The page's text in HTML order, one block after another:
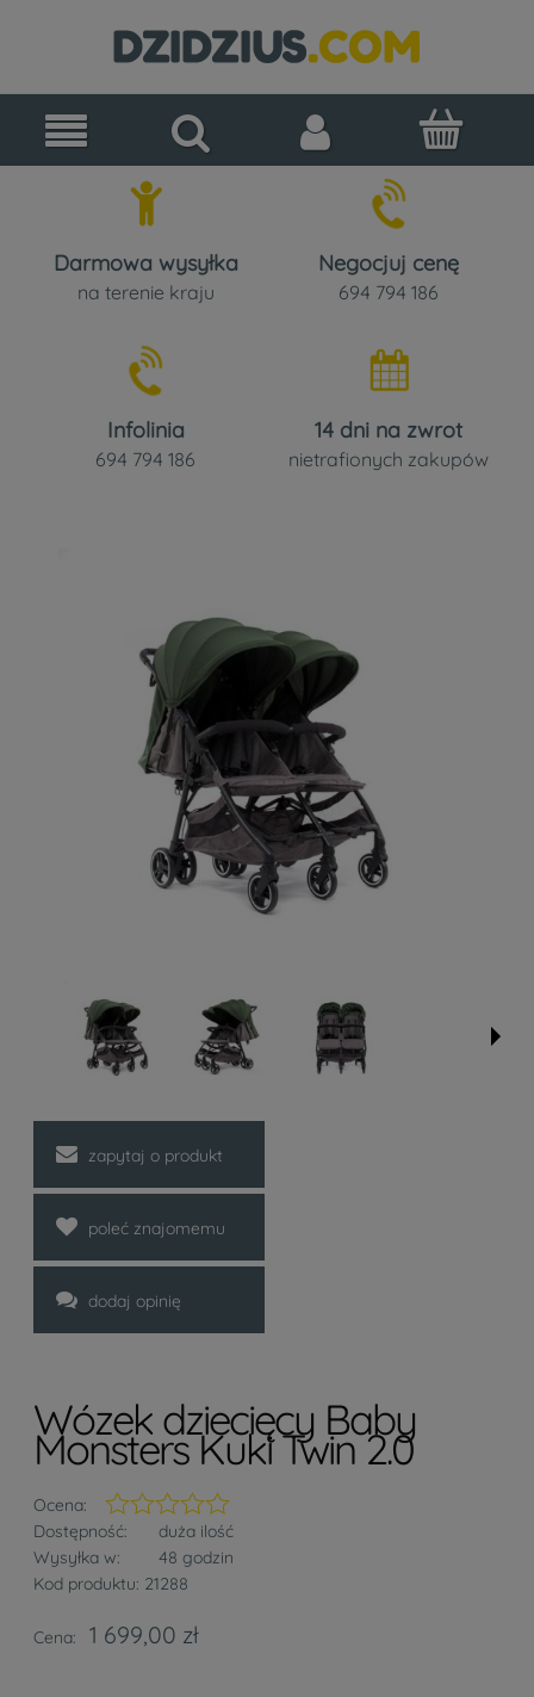
Darmowa wysyłka
na terenie kraju
Negocjuj cenę
694 794 186
Infolinia
694 794 186
14 dni na zwrot
nietrafionych zakupów
zapytaj o produkt
poleć znajomemu
dodaj opinię
Wózek dziecięcy Baby
Monsters Kuki Twin 2.0
Ocena:
Dostępność:
duża ilość
Wysyłka w:
48 godzin
Kod produktu: 21288
Cena: 1 699,00 zł